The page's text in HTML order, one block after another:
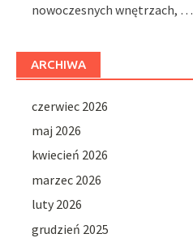
nowoczesnych wnętrzach, …
ARCHIWA
czerwiec 2026
maj 2026
kwiecień 2026
marzec 2026
luty 2026
grudzień 2025